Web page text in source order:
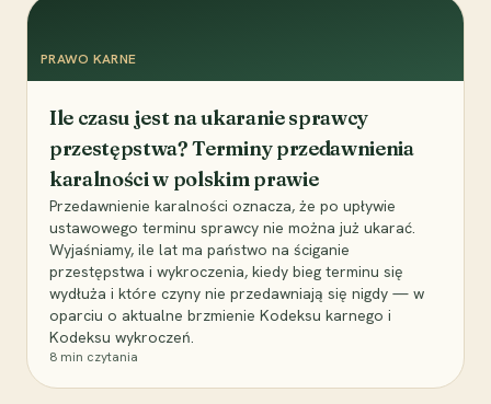
PRAWO KARNE
Ile czasu jest na ukaranie sprawcy
przestępstwa? Terminy przedawnienia
karalności w polskim prawie
Przedawnienie karalności oznacza, że po upływie
ustawowego terminu sprawcy nie można już ukarać.
Wyjaśniamy, ile lat ma państwo na ściganie
przestępstwa i wykroczenia, kiedy bieg terminu się
wydłuża i które czyny nie przedawniają się nigdy — w
oparciu o aktualne brzmienie Kodeksu karnego i
Kodeksu wykroczeń.
8 min czytania